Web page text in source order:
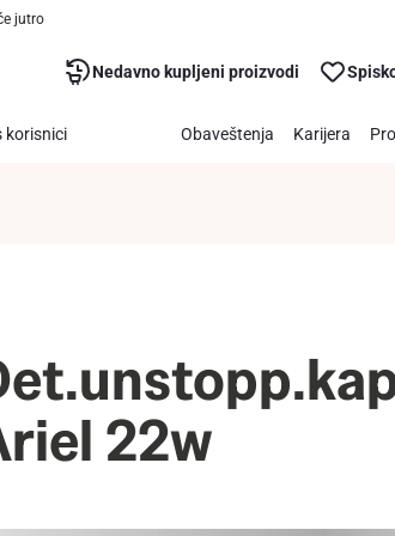
jutro
Nedavno kupljeni proizvodi
korisnici Obaveštenja Karijera
22w